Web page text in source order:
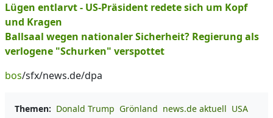
Lügen entlarvt - US-Präsident redete sich um Kopf
und Kragen
Ballsaal wegen nationaler Sicherheit? Regierung als
verlogene "Schurken" verspottet
bos/sfx/news.de/dpa
Themen: Donald Trump Grönland news.de aktuell USA